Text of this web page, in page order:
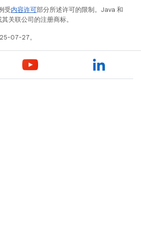
受内容许可部分所述许可的限制。Java 和
关联公司的注册商标。
07-27。